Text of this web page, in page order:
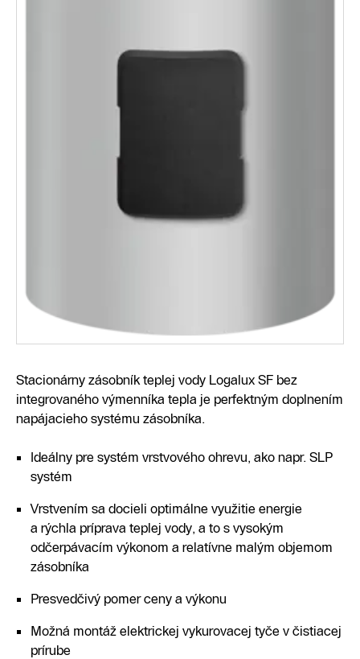
Stacionárny zásobník teplej vody Logalux SF bez
integrovaného výmenníka tepla je perfektným doplnením
napájacieho systému zásobníka.
Ideálny pre systém vrstvového ohrevu, ako napr. SLP
systém
Vrstvením sa docieli optimálne využitie energie
a rýchla príprava teplej vody, a to s vysokým
odčerpávacím výkonom a relatívne malým objemom
zásobníka
Presvedčivý pomer ceny a výkonu
Možná montáž elektrickej vykurovacej tyče v čistiacej
prírube